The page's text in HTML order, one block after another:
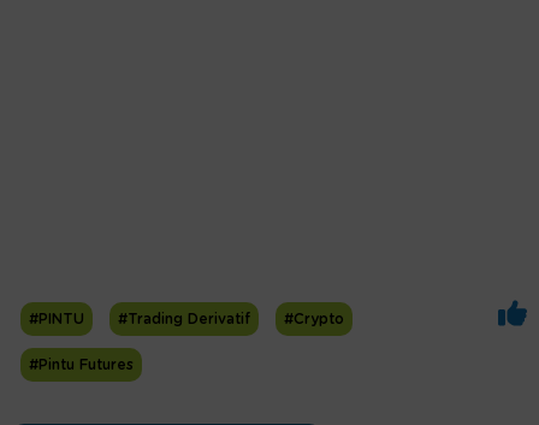
#PINTU #Trading Derivatif #Crypto
#Pintu Futures